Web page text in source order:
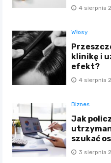
4 sierpnia
Włosy
klinikę i
efekt?
4 sierpnia
Biznes
Jak
szukać
3 sierpnia